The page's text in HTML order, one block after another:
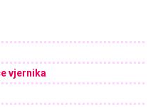
vjernika